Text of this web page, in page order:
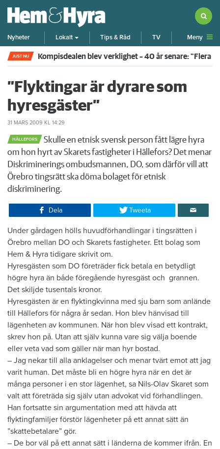
Nyheter Lokalt Tips & Råd TV Meny
JUST NU Kompisdealen blev verklighet – 40 år senare: "Flera
”Flyktingar är dyrare som
hyresgäster”
31 MARS 2009 KL 14:29
HÄLLEFORS
​​ Skulle en etnisk svensk person fått lägre hyra
om hon hyrt av Skarets fastigheter i Hällefors? Det menar
Diskriminerings ombudsmannen, DO, som därför vill att
Örebro tingsrätt ska döma bolaget för etnisk
diskriminering.
Dela Tweeta
Under gårdagen hölls huvudförhandlingar i tingsrätten i
Örebro mellan DO och Skarets fastigheter. Ett bolag som
Hem & Hyra tidigare skrivit om.
Hyresgästen som DO företräder fick betala en betydligt
högre hyra än både föregående hyresgäst och grannen.
Det skiljde tusentals kronor.
Hyresgästen är en flyktingkvinna med sju barn som anlände
till Hällefors för några år sedan. Hon blev hänvisad till
lägenheten av kommunen. När hon blev visad ett kontrakt,
skrev hon på. Utan att själv kunna vare sig välja boende
eller veta vad som gäller när man hyr bostad.
– Jag nekar till alla anklagelser och menar tvärt emot att jag
varit human. Det måste bli en högre hyra när en det är
många personer i en stor lägenhet, sa Nils-Olav Skaret som
valt att företräda sig själv utan advokat vid förhandlingen.
Han fortsatte sin argumentation med att hävda att
flyktingfamiljer förstör lägenheter på ett annat sätt än
”skattebetalare” gör.
– De bor väl på ett annat sätt i länderna de kommer ifrån. En